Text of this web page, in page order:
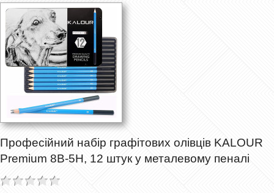
Професійний набір графітових олівців KALOUR
Premium 8B-5H, 12 штук у металевому пеналі